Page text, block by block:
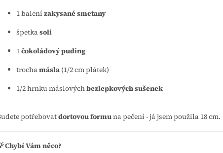
1 balení zakysané smetany
špetkasoli
1čokoládový puding
trochamásla (1/2 cm plátek)
1/2 hrnku máslovýchbezlepkových sušenek
potřebovatdortovou formuna pečení - já jsem použila 18 cm.
Chybí Vám něco?